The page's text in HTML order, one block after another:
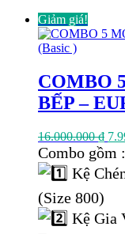
Giảm giá!
COMBO
BẾP –
16.000.000₫ Giá
gốc
Combo gồm :
Kệ
(Size 800)
Kệ Gia